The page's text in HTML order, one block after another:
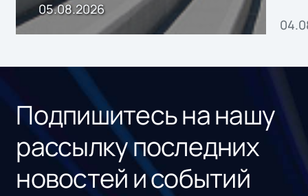
05.08.2026
Подпишитесь на нашу
рассылку последних
новостей и событий